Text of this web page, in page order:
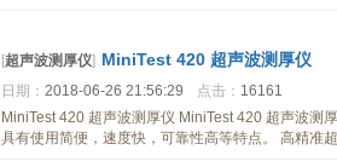
[超声波测厚仪] MiniTest 420 超声波测厚仪
日期： 2018-06-26 21:56:29 点击： 16161
MiniTest 420 超声波测厚仪 MiniTest 420 超声波测
具有使用简便，速度快，可靠性高等特点。 高精准